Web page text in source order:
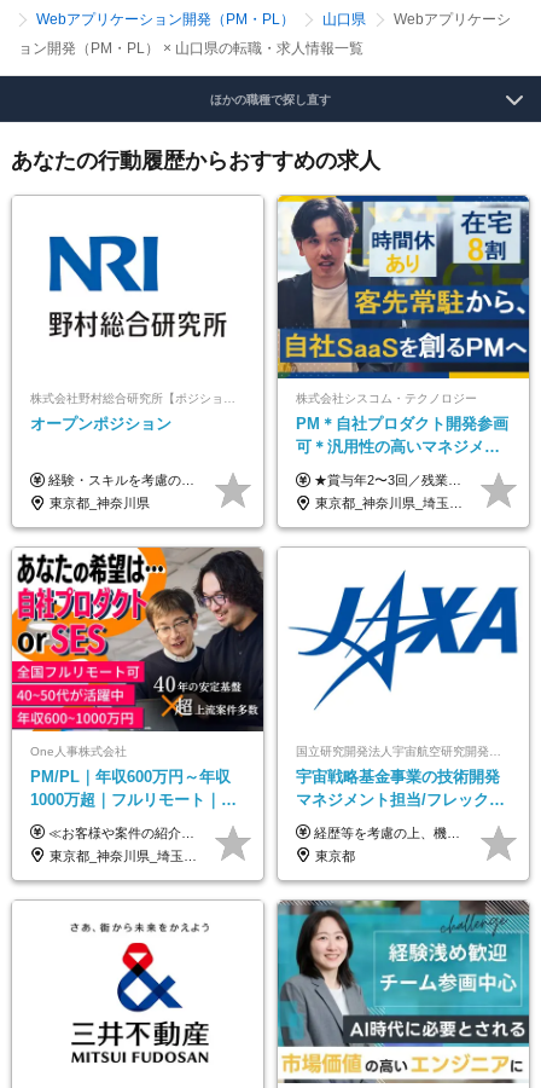
Webアプリケーション開発（PM・PL）
山口県
Webアプリケーシ
ョン開発（PM・PL） × 山口県の転職・求人情報一覧
ほかの職種で探し直す
あなたの行動履歴からおすすめの求人
株式会社野村総合研究所【ポジションマッチ登録】
オープンポジション
経験・スキルを考慮の上、決定します。
東京都_神奈川県
株式会社シスコム・テクノロジー
PM＊自社プロダクト開発参画
可＊汎用性の高いマネジメン
トスキル＊年収1000万以上可
★賞与年2〜3回／残業代全額支給／子ども手当（月1万円）／誕生日手当（年1回1万円）★ ＜初年度の想定年収:600万円～800万円＞ 月給50万7000円～70万4000円＋賞与年2回＋決算賞与 ※経験・能力を考慮のうえ決定します。 ※専門性を高めながらチームを牽引する「プロジェクト推進力」を高く評価し、給与へダイレクトに反映します。 ※試用期間6ヶ月（待遇変動なし） 年収800万円以上も⽬指せます。 経験・スキル・前職給与を最大限に考慮し、 ご納得いただける条件を提示します。 【賞与】 年2〜3回支給（7月・12月＋業績により決算賞与） 当社では、目の前の案件による固定報酬だけが評価の全てではありません。 メンバー育成、現場でのポジション拡大、 ナレッジの共有、そして組織づくりへの参画など、 「会社への貢献度（ビジネスプロセス）」 を昇給・賞与へダイレクトに反映しています。 専門性を高める「技術」と、チームを前進させる「プロジェクト推進」。 この両輪を回すことで、確かなスキル成長と年収アップを同時に実現できる環境です。
東京都_神奈川県_埼玉県_千葉県
One人事株式会社
PM/PL｜年収600万円～年収
1000万超｜フルリモート｜
SIerへの変革期をリード＆自
社サービス
≪お客様や案件の紹介によりインセンティブを支給！≫ 月給40万円以上＋賞与年2回＋インセンティブ ◎経験やスキルを考慮の上、優遇します ◎上記月給は固定残業代月45時間分(月額9万1040円以上)を含みます。超過した場合は全額追加支給します ◎試用期間3カ月あり(給与や福利厚生等は同じです) ＜年収例＞ 36歳／PL（元SE）／580万円 / 官公庁向けWebシステム開発 ※メンバーから2年でPLへ昇格 41歳／SL／616万円 / メーカー向けWebサイト開発 46歳／PL／742万円 / 金融情報連携システム開発 52歳 / PM / 952万円 / 信販システムの再構築 55歳 / PM / 910万円 / 製造業向け基盤構築開発
東京都_神奈川県_埼玉県_千葉県_大阪府_愛知県_北海道_青森県_岩手県_宮城県_秋田県_山形県_福島県_茨城県_栃木県_群馬県_新潟県_山梨県_長野県_富山県_石川県_福井県_静岡県_岐阜県_三重県_兵庫県_京都府_滋賀県_奈良県_和歌山県_広島県_岡山県_鳥取県_島根県_山口県_徳島県_香川県_愛媛県_高知県_福岡県_熊本県_佐賀県_長崎県_大分県_宮崎県_鹿児島県_沖縄県
宇宙戦略基金事業の技術開発
マネジメント担当/フレックス
制/リモート活用/異業種出身者
歓迎/国家プロジェクト
経歴等を考慮の上、機構の規定により決定します。 ＜大学卒業後、正規社員として民間企業に3年勤務した場合＞ ・月給30万円以上 ・年収470万円以上 年収概算を試算する場合は以下をご確認ください。 https://www.jaxa.jp/about/employ/trial_j.html ■昇給年1回、賞与年2回 ■諸手当（住居手当、通勤手当他） ■退職金制度あり ※年収470万円～ ※超過勤務分は別途支給します。 ※6ヶ月の試用期間あり。その間の待遇・給与に差異はありません。
東京都